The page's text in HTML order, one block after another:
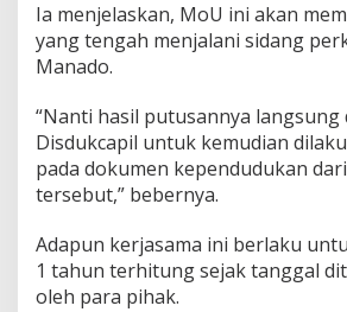
Ia menjelaskan, MoU ini akan
yang tengah menjalani sidang
Manado.
“Nanti hasil putusannya langsung
Disdukcapil untuk kemudian
pada dokumen kependudukan
tersebut,” bebernya.
Adapun kerjasama ini berlaku
1 tahun terhitung sejak tanggal
oleh para pihak.